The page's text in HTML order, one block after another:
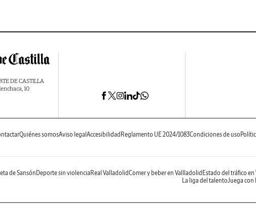
DE CASTILLA
10
Quiénes somosAviso legal Accesibilidad Reglamento UE 2024/1083Condiciones de uso
de Sansón Deporte sin violencia Real ValladolidComer y beber en Vallladolid Estado del tráfico
La liga del talentoJuega con